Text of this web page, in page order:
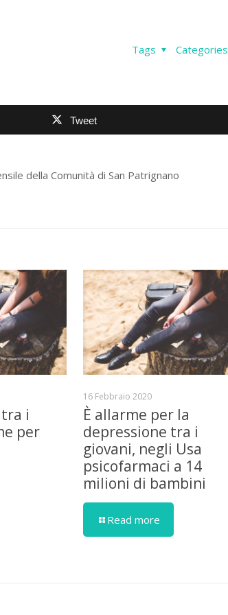
Categories
Tags
Tweet
della Comunità di San Patrignano
i
per
16 Febbraio 2020
È allarme per la
depressione tra i
giovani, negli Usa
psicofarmaci a 14
milioni di bambini
Read more